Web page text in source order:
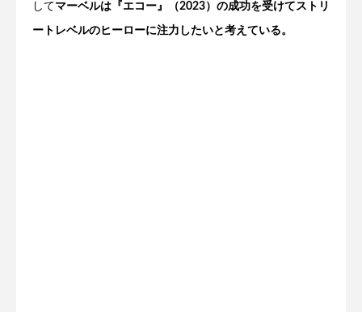
してマーベルは『エコー』（2023）の成功を受けてストリ
ートレベルのヒーローに注力したいと考えている。